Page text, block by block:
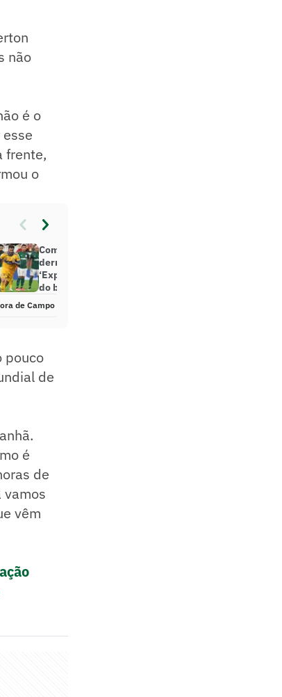
não
é o
frente,
o
Comentarista do SporTV fala sobre
derrota do Palmeiras no Mundial:
‘Expõe a arrogância futebolística
do brasileiro’
de Campo
pouco
de
é
de
vamos
vêm